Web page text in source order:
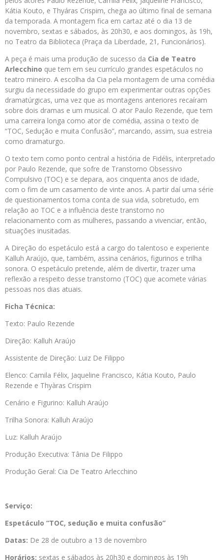
Kátia Kouto, e Thyáras Crispim, chega ao último final de semana
da temporada. A montagem fica em cartaz até o dia 13 de
novembro, sextas e sábados, às 20h30, e aos domingos, às 19h,
no Teatro da Biblioteca (Praça da Liberdade, 21, Funcionários).
A peça é mais uma produção de sucesso da Cia de Teatro
Arlecchino que tem em seu currículo grandes espetáculos no
teatro mineiro. A escolha da Cia pela montagem de uma comédia
surgiu da necessidade do grupo em experimentar outras opções
dramatúrgicas, uma vez que as montagens anteriores recaíram
sobre dois dramas e um musical. O ator Paulo Rezende, que tem
uma carreira longa como ator de comédia, assina o texto de
“TOC, Sedução e muita Confusão”, marcando, assim, sua estreia
como dramaturgo.
O texto tem como ponto central a história de Fidélis, interpretado
por Paulo Rezende, que sofre de Transtorno Obsessivo
Compulsivo (TOC) e se depara, aos cinquenta anos de idade,
com o fim de um casamento de vinte anos. A partir daí uma série
de questionamentos toma conta de sua vida, sobretudo, em
relação ao TOC e a influência deste transtorno no
relacionamento com as mulheres, passando a vivenciar, então,
situações inusitadas.
A Direção do espetáculo está a cargo do talentoso e experiente
Kalluh Araújo, que, também, assina cenários, figurinos e trilha
sonora. O espetáculo pretende, além de divertir, trazer uma
reflexão a respeito desse transtorno (TOC) que acomete várias
pessoas nos dias atuais.
Ficha Técnica:
Texto: Paulo Rezende
Direção: Kalluh Araújo
Assistente de Direção: Luiz De Filippo
Elenco: Camila Félix, Jaqueline Francisco, Kátia Kouto, Paulo
Rezende e Thyàras Crispim
Cenário e Figurino: Kalluh Araújo
Trilha Sonora: Kalluh Araújo
Luz: Kalluh Araújo
Produção Executiva: Tânia De Filippo
Produção Geral: Cia De Teatro Arlecchino
Serviço:
Espetáculo “TOC, sedução e muita confusão”
Datas: De 28 de outubro a 13 de novembro
Horários: sextas e sábados às 20h30 e domingos às 19h